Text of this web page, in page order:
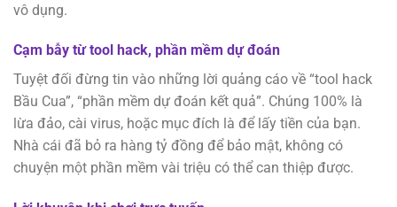
vô dụng.
Cạm bẫy từ tool hack, phần mềm dự đoán
Tuyệt đối đừng tin vào những lời quảng cáo về “tool hack
Bầu Cua”, “phần mềm dự đoán kết quả”. Chúng 100% là
lừa đảo, cài virus, hoặc mục đích là để lấy tiền của bạn.
Nhà cái đã bỏ ra hàng tỷ đồng để bảo mật, không có
chuyện một phần mềm vài triệu có thể can thiệp được.